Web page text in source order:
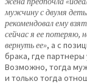
мужчину с двумя
рекомендовал ему
сейчас я ее потеряю,
вернуть ее», а с
брака, где
Возможно, тогда
и только тогда